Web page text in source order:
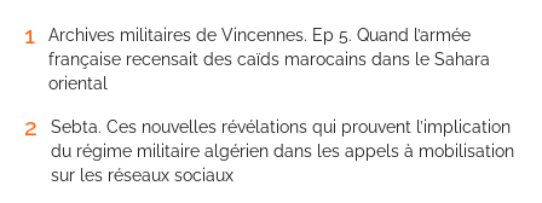
1
Archives militaires de Vincennes. Ep 5. Quand l’armée
française recensait des caïds marocains dans le Sahara
oriental
2
Sebta. Ces nouvelles révélations qui prouvent l’implication
du régime militaire algérien dans les appels à mobilisation
sur les réseaux sociaux